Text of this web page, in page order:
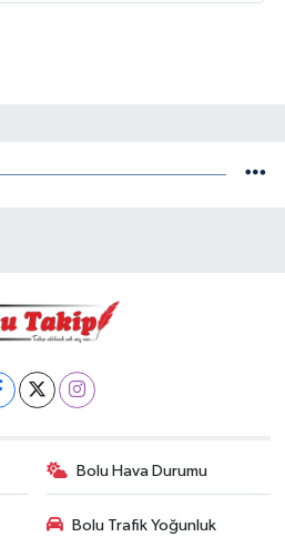
Bolu Hava Durumu
Bolu Trafik Yoğunluk